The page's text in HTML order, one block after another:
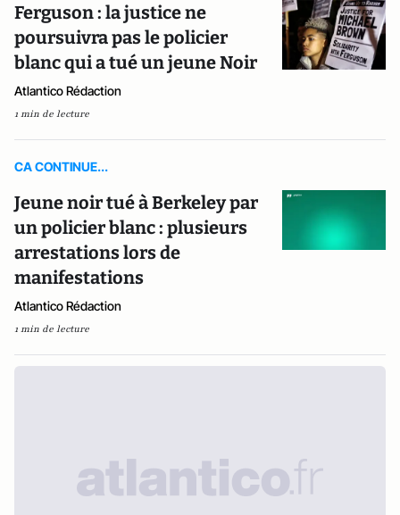
Ferguson : la justice ne
poursuivra pas le policier
blanc qui a tué un jeune Noir
Atlantico Rédaction
1 min de lecture
CA CONTINUE...
Jeune noir tué à Berkeley par
un policier blanc : plusieurs
arrestations lors de
manifestations
Atlantico Rédaction
1 min de lecture